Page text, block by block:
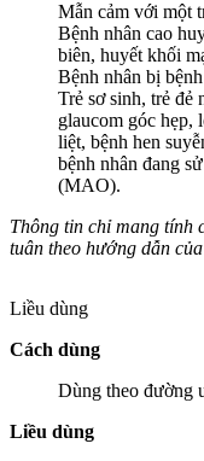
Mẫn cảm với một
Bệnh nhân cao
biên, huyết khối
Bệnh nhân bị
Trẻ sơ sinh, trẻ đẻ
glaucom góc hẹp,
liệt, bệnh hen
bệnh nhân đang
(MAO).
Thông tin chỉ mang tính
tuân theo hướng dẫn
Liều dùng
Cách dùng
Dùng theo đường
Liều dùng